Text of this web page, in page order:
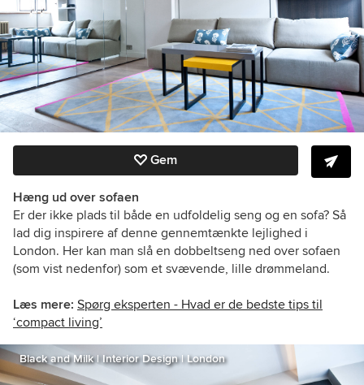
Gem
Hæng ud over sofaen
Er der ikke plads til både en udfoldelig seng og en sofa? Så
lad dig inspirere af denne gennemtænkte lejlighed i
London. Her kan man slå en dobbeltseng ned over sofaen
(som vist nedenfor) som et svævende, lille drømmeland.
Læs mere: Spørg eksperten - Hvad er de bedste tips til
‘compact living’
Black and Milk | Interior Design | London